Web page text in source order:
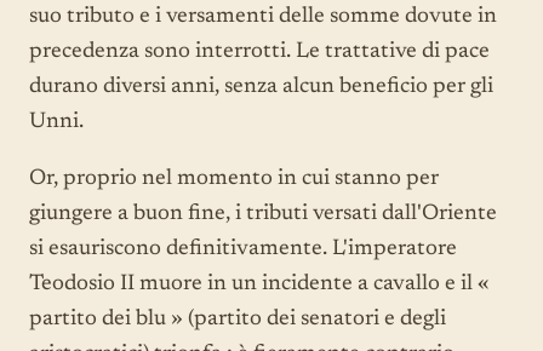
suo tributo e i versamenti delle somme dovute in
precedenza sono interrotti. Le trattative di pace
durano diversi anni, senza alcun beneficio per gli
Unni.
Or, proprio nel momento in cui stanno per
giungere a buon fine, i tributi versati dall'Oriente
si esauriscono definitivamente. L'imperatore
Teodosio II muore in un incidente a cavallo e il «
partito dei blu » (partito dei senatori e degli